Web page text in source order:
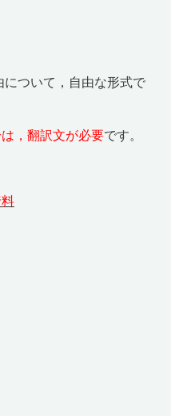
ついて，自由な形式で
，翻訳文が必要です。